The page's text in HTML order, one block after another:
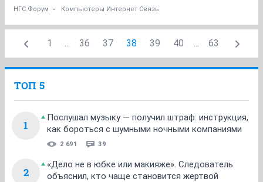
НГС.Форум Компьютеры Интернет Связь
1 ... 36 37 38 39 40 ... 63
ТОП 5
1
Послушал музыку — получил штраф: инструкция,
как бороться с шумными ночными компаниями
2 691 39
2
«Дело не в юбке или макияже». Следователь
объяснил, кто чаще становится жертвой